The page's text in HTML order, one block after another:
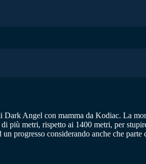
Dark Angel con mamma da Kodiac. La
più metri, rispetto ai 1400 metri, per
progresso considerando anche che parte